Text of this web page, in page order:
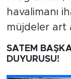
havalimanı
müjdeler art
SATEM
DUYURUSU!